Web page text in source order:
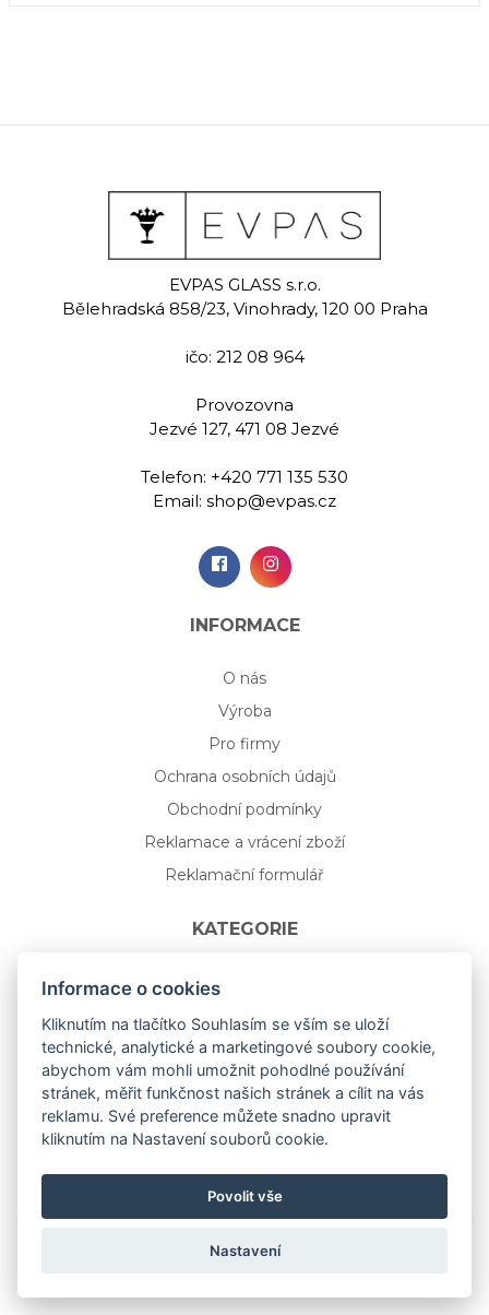
EVPAS GLASS s.r.o.
Bělehradská 858/23, Vinohrady, 120 00 Praha
ičo: 212 08 964
Provozovna
Jezvé 127, 471 08 Jezvé
Telefon: +420 771 135 530
Email: shop@evpas.cz
INFORMACE
O nás
Výroba
Pro firmy
Ochrana osobních údajů
Obchodní podmínky
Reklamace a vrácení zboží
Reklamační formulář
KATEGORIE
Nápojové sklo
Bydlení
Dárkový poukaz na míru
Mystery box
Kolekce
NOVÁ rozkvetlá KOLEKCE 🌸🌼
aceit.czAll Right Reserved.
Informace o cookies
Kliknutím na tlačítko Souhlasím se vším se uloží
technické, analytické a marketingové soubory cookie,
abychom vám mohli umožnit pohodlné používání
stránek, měřit funkčnost našich stránek a cílit na vás
reklamu. Své preference můžete snadno upravit
kliknutím na Nastavení souborů cookie.
Povolit vše
Nastavení